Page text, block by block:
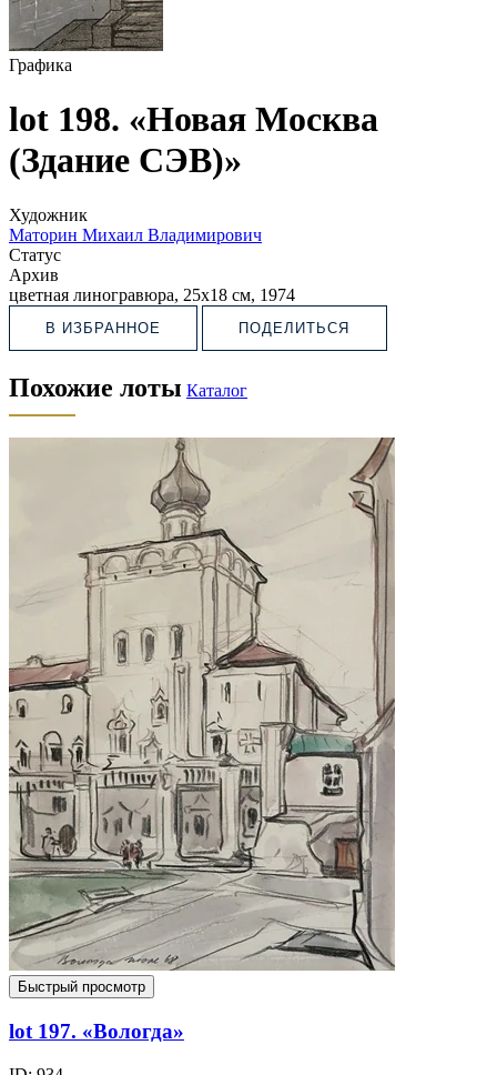
Графика
lot 198. «Новая Москва
(Здание СЭВ)»
Художник
Маторин Михаил Владимирович
Статус
Архив
цветная линогравюра, 25х18 см, 1974
В ИЗБРАННОЕ ПОДЕЛИТЬСЯ
Похожие лоты Каталог
Быстрый просмотр
lot 197. «Вологда»